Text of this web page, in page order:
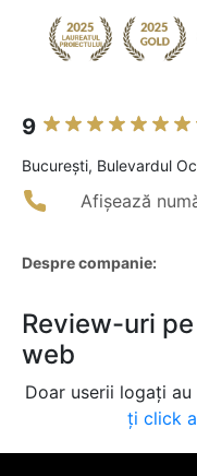
9
Bucureşti, Bulevardul
Afișează
Despre companie:
Review-uri
web
Doar userii logați
ți click